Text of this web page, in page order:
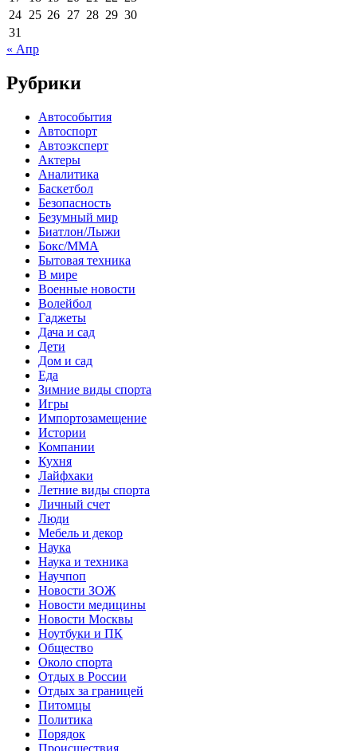
24 25 26 27 28 29 30
31
« Апр
Рубрики
Автособытия
Автоспорт
Автоэксперт
Актеры
Аналитика
Баскетбол
Безопасность
Безумный мир
Биатлон/Лыжи
Бокс/MMA
Бытовая техника
В мире
Военные новости
Волейбол
Гаджеты
Дача и сад
Дети
Дом и сад
Еда
Зимние виды спорта
Игры
Импортозамещение
Истории
Компании
Кухня
Лайфхаки
Летние виды спорта
Личный счет
Люди
Мебель и декор
Наука
Наука и техника
Научпоп
Новости ЗОЖ
Новости медицины
Новости Москвы
Ноутбуки и ПК
Общество
Около спорта
Отдых в России
Отдых за границей
Питомцы
Политика
Порядок
Происшествия